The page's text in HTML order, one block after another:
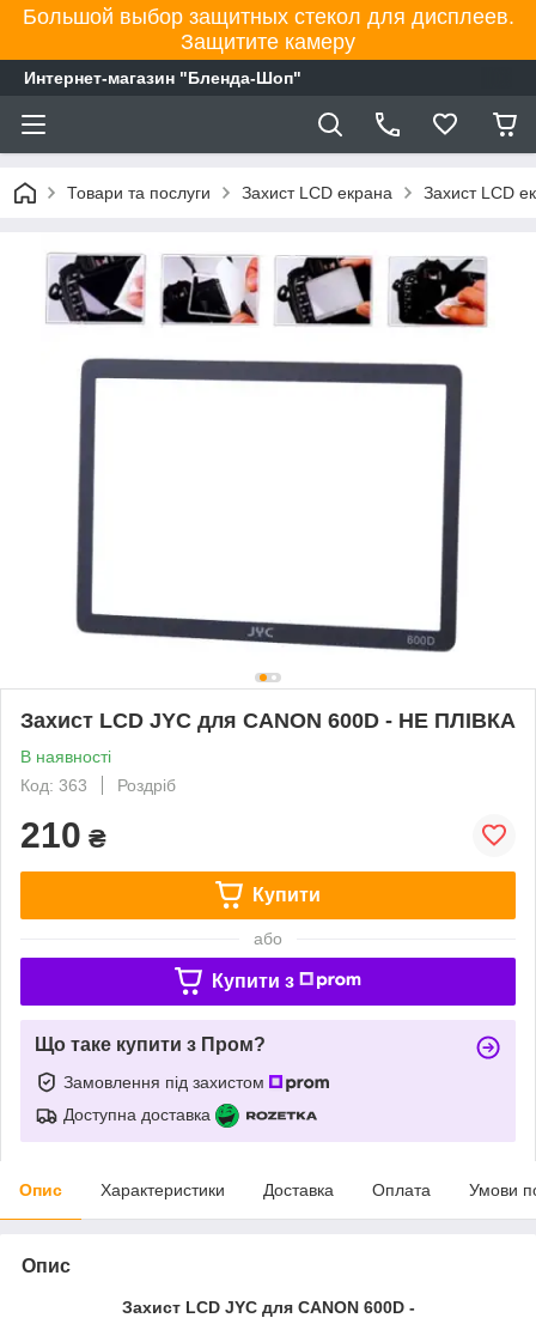
Большой выбор защитных стекол для дисплеев.
Защитите камеру
Интернет-магазин "Бленда-Шоп"
Товари та послуги Захист LCD екрана Захист LCD
Захист LCD JYC для CANON 600D - НЕ ПЛІВКА
В наявності
Код: 363
Роздріб
210 ₴
Купити
або
Купити з
Що таке купити з Пром?
Замовлення під захистом
Доступна доставка
Опис Характеристики Доставка Оплата Умови
Опис
Захист LCD JYC для CANON 600D -